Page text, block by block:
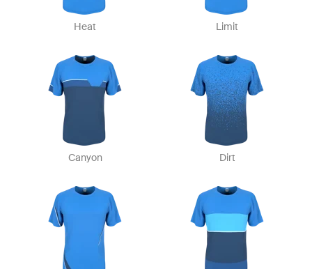
Heat Limit
Canyon Dirt